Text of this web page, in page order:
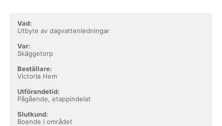
Vad:
Utbyte av dagvattenledningar
Var:
Skäggetorp
Beställare:
Victoria Hem
Utförandetid:
Pågående, etappindelat
Slutkund:
Boende i området